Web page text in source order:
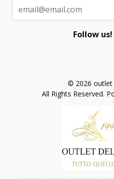
Follow us!
© 2026 outlet
All Rights Reserved.